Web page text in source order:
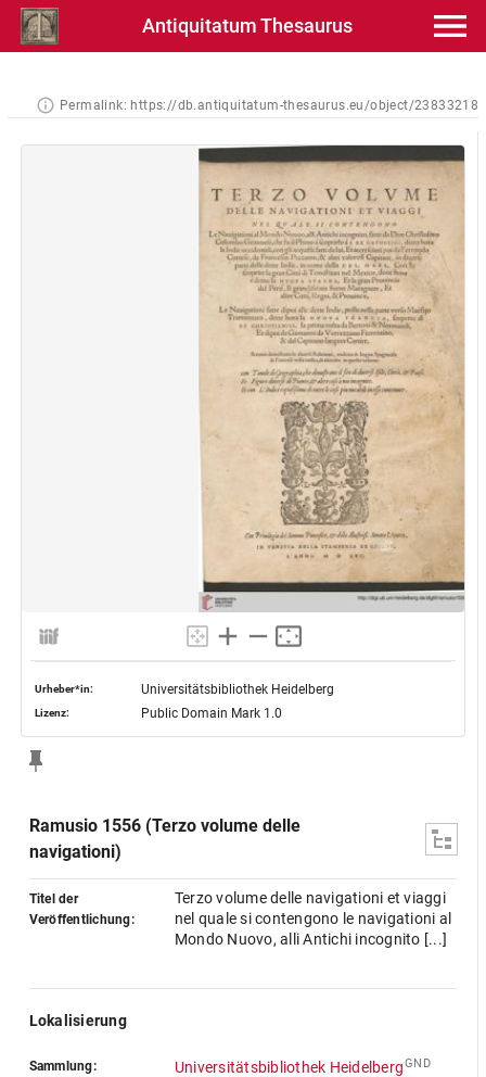
Antiquitatum Thesaurus
Permalink: https://db.antiquitatum-thesaurus.eu/object/23833218
Urheber*in: Universitätsbibliothek Heidelberg
Lizenz: Public Domain Mark 1.0
Ramusio 1556 (Terzo volume delle
navigationi)
Titel der
Veröffentlichung:
Terzo volume delle navigationi et viaggi
nel quale si contengono le navigationi al
Mondo Nuovo, alli Antichi incognito [...]
Lokalisierung
Sammlung: Universitätsbibliothek HeidelbergGND